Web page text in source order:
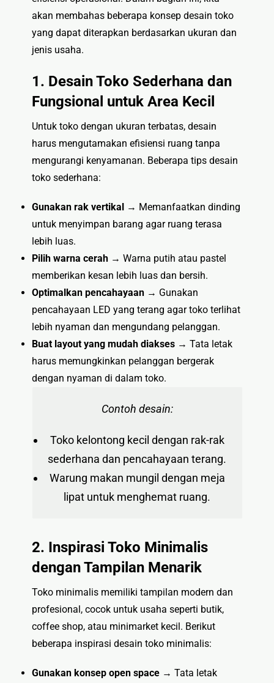
akan membahas beberapa konsep desain toko
yang dapat diterapkan berdasarkan ukuran dan
jenis usaha.
1. Desain Toko Sederhana dan
Fungsional untuk Area Kecil
Untuk toko dengan ukuran terbatas, desain
harus mengutamakan efisiensi ruang tanpa
mengurangi kenyamanan. Beberapa tips desain
toko sederhana:
Gunakan rak vertikal
→ Memanfaatkan dinding
untuk menyimpan barang agar ruang terasa
lebih luas.
Pilih warna cerah → Warna putih atau pastel
memberikan kesan lebih luas dan bersih.
Optimalkan pencahayaan → Gunakan
pencahayaan LED yang terang agar toko terlihat
lebih nyaman dan mengundang pelanggan.
Buat layout yang mudah diakses → Tata letak
harus memungkinkan pelanggan bergerak
dengan nyaman di dalam toko.
Contoh desain:
Toko kelontong kecil dengan rak-rak
sederhana dan pencahayaan terang.
Warung makan mungil dengan meja
lipat untuk menghemat ruang.
2. Inspirasi Toko Minimalis
dengan Tampilan Menarik
Toko minimalis memiliki tampilan modern dan
profesional, cocok untuk usaha seperti butik,
coffee shop, atau minimarket kecil. Berikut
beberapa inspirasi desain toko minimalis:
Gunakan konsep open space → Tata letak